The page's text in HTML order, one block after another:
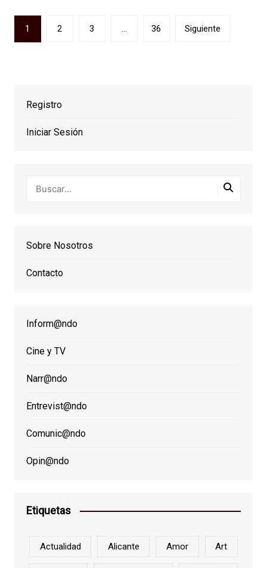
Paginación
de
1 2 3 … 36 Siguiente
Registro
Iniciar Sesión
Sobre Nosotros
Contacto
Inform@ndo
Cine y TV
Narr@ndo
Entrevist@ndo
Comunic@ndo
Opin@ndo
Etiquetas
Actualidad Alicante Amor Art